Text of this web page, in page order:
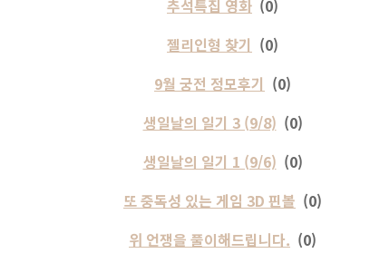
추석특집 영화 (0)
젤리인형 찾기 (0)
9월 궁전 정모후기 (0)
생일날의 일기 3 (9/8) (0)
생일날의 일기 1 (9/6) (0)
또 중독성 있는 게임 3D 핀볼 (0)
위 언쟁을 풀이해드립니다. (0)